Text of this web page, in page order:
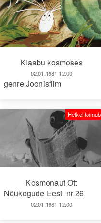
Klaabu kosmoses
02.01.1981 12:00
genre:Joonisfilm
Kosmonaut Ott
Nõukogude Eesti nr 26
02.01.1961 12:00
Hetkel toimub